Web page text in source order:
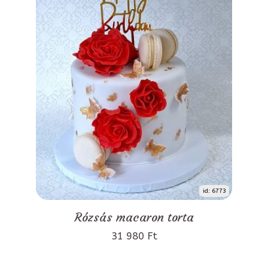
id: 6773
Rózsás macaron torta
31 980 Ft